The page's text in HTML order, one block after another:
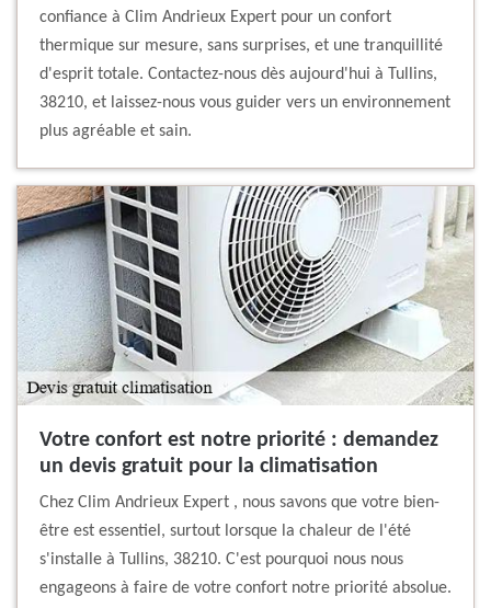
confiance à Clim Andrieux Expert pour un confort
thermique sur mesure, sans surprises, et une tranquillité
d'esprit totale. Contactez-nous dès aujourd'hui à Tullins,
38210, et laissez-nous vous guider vers un environnement
plus agréable et sain.
Votre confort est notre priorité : demandez
un devis gratuit pour la climatisation
Chez Clim Andrieux Expert , nous savons que votre bien-
être est essentiel, surtout lorsque la chaleur de l'été
s'installe à Tullins, 38210. C'est pourquoi nous nous
engageons à faire de votre confort notre priorité absolue.